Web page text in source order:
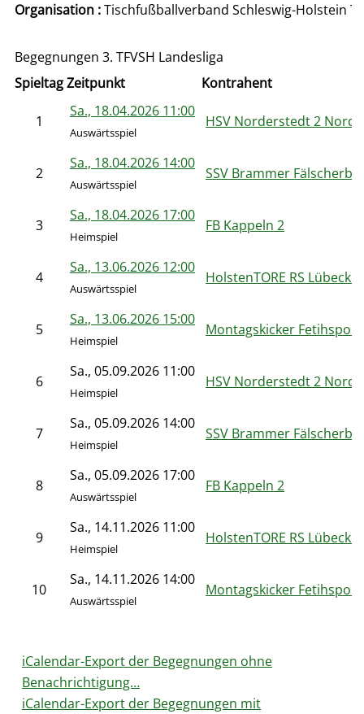
Organisation :Tischfußballverband Schleswig-Holstein
Begegnungen 3. TFVSH Landesliga
SpieltagZeitpunkt Kontrahent
1
Sa., 18.04.2026 11:00
Auswärtsspiel
HSV Norderstedt 2
2
Sa., 18.04.2026 14:00
Auswärtsspiel
SSV Brammer
3
Sa., 18.04.2026 17:00
Heimspiel
FB Kappeln 2
4
Sa., 13.06.2026 12:00
Auswärtsspiel
HolstenTORE RS Lübeck 3
5
Sa., 13.06.2026 15:00
Heimspiel
Montagskicker Fetihspor
6
Sa., 05.09.2026 11:00
Heimspiel
HSV Norderstedt 2
7
Sa., 05.09.2026 14:00
Heimspiel
SSV Brammer
8
Sa., 05.09.2026 17:00
Auswärtsspiel
FB Kappeln 2
9
Sa., 14.11.2026 11:00
Heimspiel
HolstenTORE RS Lübeck 3
10
Sa., 14.11.2026 14:00
Auswärtsspiel
Montagskicker Fetihspor
iCalendar-Export der Begegnungen ohne
Benachrichtigung…
iCalendar-Export der Begegnungen mit